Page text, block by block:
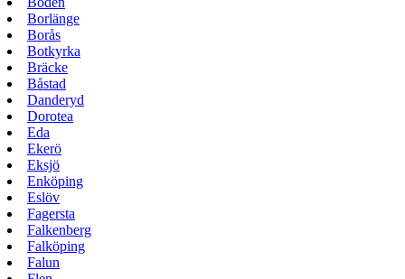
Borlänge
Borås
Botkyrka
Bräcke
Båstad
Danderyd
Dorotea
Eda
Ekerö
Eksjö
Enköping
Eslöv
Fagersta
Falkenberg
Falköping
Falun